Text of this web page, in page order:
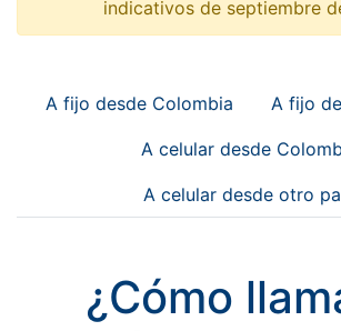
indicativos de septiembre
A fijo desde Colombia A fijo
A celular desde
A celular desde otro
¿Cómo